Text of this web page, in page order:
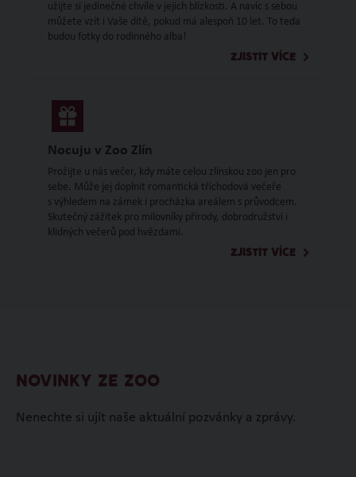
užijte si jedinečné chvíle v jejich blízkosti. A navíc s sebou
můžete vzít i Vaše dítě, pokud má alespoň 10 let. To teda
budou fotky do rodinného alba!
ZJISTIT VÍCE
Nocuju v Zoo Zlín
Prožijte u nás večer, kdy máte celou zlínskou zoo jen pro
sebe. Může jej doplnit romantická tříchodová večeře
s výhledem na zámek i procházka areálem s průvodcem.
Skutečný zážitek pro milovníky přírody, dobrodružství i
klidných večerů pod hvězdami.
ZJISTIT VÍCE
NOVINKY ZE ZOO
Nenechte si ujít naše aktuální pozvánky a zprávy.